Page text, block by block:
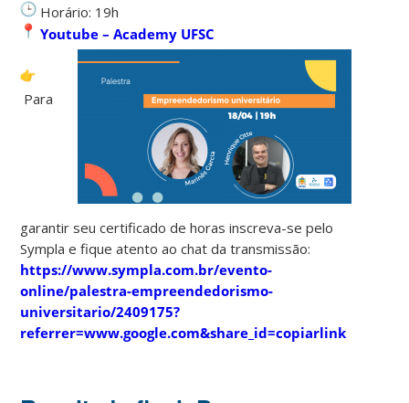
Horário: 19h
Youtube – Academy UFSC
Para
garantir seu certificado de horas inscreva-se pelo
Sympla e fique atento ao chat da transmissão:
https://www.sympla.com.br/evento-
online/palestra-empreendedorismo-
universitario/2409175?
referrer=www.google.com&share_id=copiarlink